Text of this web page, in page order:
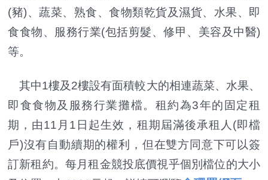
(豬)、蔬菜、熟食、食物類乾貨及濕貨、水果、即
食食物、服務行業(包括剪髮、修甲、美容及中醫)
等。
其中1樓及2樓設有面積較大的相連蔬菜、水果、
即食食物及服務行業攤檔。租約為3年的固定租
期，由11月1日起生效，租期屆滿後承租人(即檔
戶)沒有自動續期的權利，但在雙方同意下可以簽
訂新租約。每月租金競投底價視乎個別檔位的大小